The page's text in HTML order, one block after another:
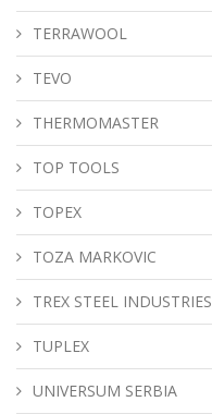
TERRAWOOL
TEVO
THERMOMASTER
TOP TOOLS
TOPEX
TOZA MARKOVIC
TREX STEEL INDUSTRIES
TUPLEX
UNIVERSUM SERBIA